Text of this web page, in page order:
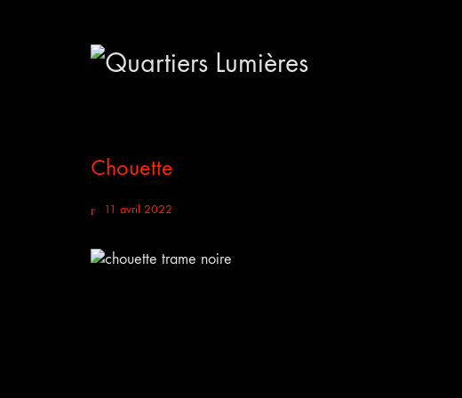
Chouette
11 avril 2022